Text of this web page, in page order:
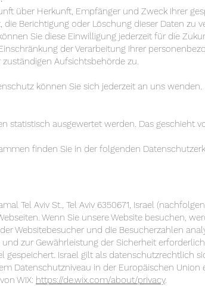
über Herkunft, Empfänger und Zweck Ihrer
Berichtigung oder Löschung dieser Daten zu
Sie diese Einwilligung jederzeit für die
der Verarbeitung Ihrer
Aufsichtsbehörde zu.
können Sie sich jederzeit an uns wenden.
statistisch ausgewertet werden. Das geschieht
finden Sie in der folgenden
Tel Aviv St., Tel Aviv 6350671, Israel
Wenn Sie unsere Website besuchen,
Websitebesucher und die Besucherzahlen
zur Gewährleistung der Sicherheit
gespeichert. Israel gilt als datenschutzrechtlich
Datenschutzniveau in der Europäischen Union
WIX: https://de.wix.com/about/privacy.